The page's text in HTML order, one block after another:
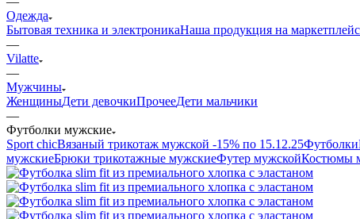
Одежда
Бытовая техника и электроникаНаша продукция на
—
Vilatte
—
Мужчины
ЖенщиныДети девочкиПрочееДети мальчики
—
Футболки мужские
Sport chicВязаный трикотаж мужской -15% по 15.12.25Футболки
мужскиеБрюки трикотажные мужскиеФутер мужскойКостюмы